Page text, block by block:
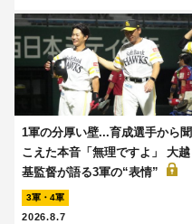
1軍の分厚い壁...育成選手から聞
こえた本音「無理ですよ」 大越
基監督が語る3軍の“表情”
3軍・4軍
2026.8.7